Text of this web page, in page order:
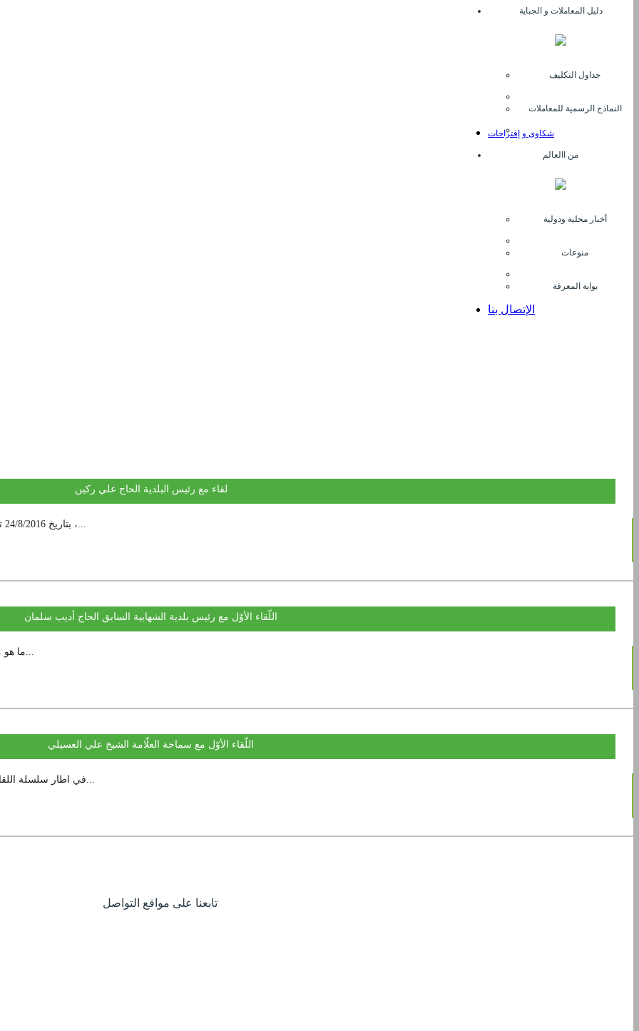
دليل المعاملات و الجباية
جداول التكليف
النماذج الرسمية للمعاملات
شكاوى و إقتراحات
من االعالم
أخبار محلية ودولية
منوعات
بوابة المعرفة
الإتصال بنا
لقاء مع رئيس البلدية الحاج علي ركين
بتاريخ 24/8/2016 تم إجراء مقابلة مع رئيس بلدية الشهابية الحاج علي ركين حول بلدية الشهابية ،...
اللّقاء الأوّل مع رئيس بلدية الشهابية السابق الحاج أديب سلمان
- ما هو مفهوم العمل البلدي و ما مدى مسؤوليّة المجلس البلدي تجاه أهل البلدة...
اللّقاء الأوّل مع سماحة العلّامة الشيخ علي العسيلي
: في اطار سلسلة اللقاءات المقترحة لموقع بلدية الشهابية, تم اجراء لقاء مع سماحة العلّامة الشيخ...
تابعنا على مواقع التواصل